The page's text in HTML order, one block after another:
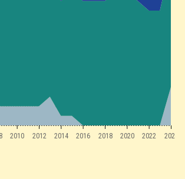
2010 2012 2014 2016 2018 2020 2022 2024